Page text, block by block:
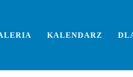
KALENDARZ